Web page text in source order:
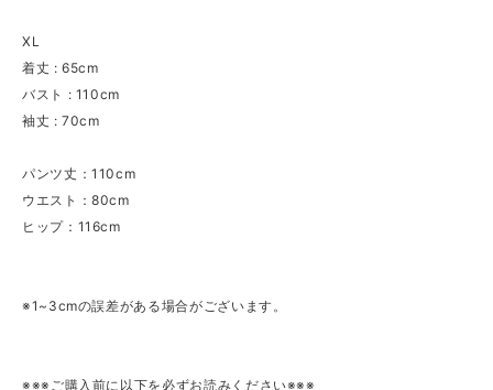
XL
着丈 : 65cm
バスト : 110cm
袖丈 : 70cm
パンツ丈：110cm
ウエスト：80cm
ヒップ：116cm
※1~3cmの誤差がある場合がございます。
※※※ご購入前に以下を必ずお読みください※※※